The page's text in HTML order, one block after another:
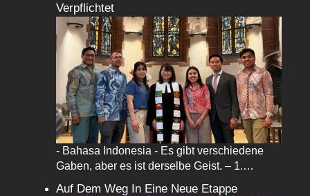
Verpflichtet
- Bahasa Indonesia - Es gibt verschiedene
Gaben, aber es ist derselbe Geist. – 1.…
Auf Dem Weg In Eine Neue Etappe